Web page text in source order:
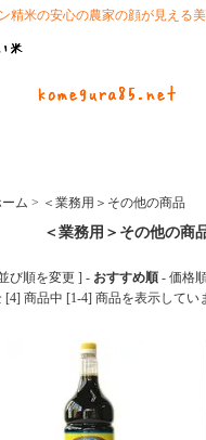
精米の安心の農家の顔が見える
ム > ＜業務用＞その他の商品
＜業務用＞その他の商
び順を変更 ] - おすすめ順 - 価格
[4] 商品中 [1-4] 商品を表示してい